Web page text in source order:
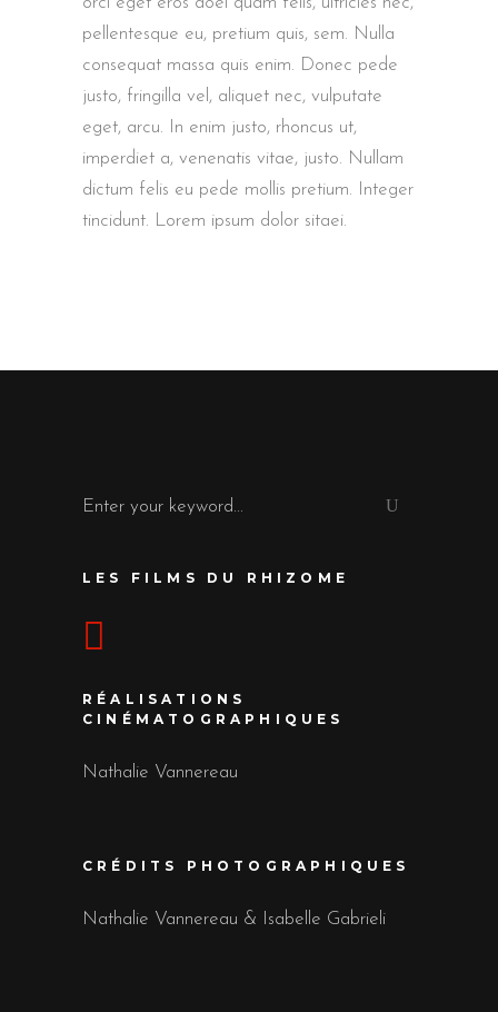
pellentesque eu, pretium quis, sem. Nulla
consequat massa quis enim. Donec pede
justo, fringilla vel, aliquet nec, vulputate
eget, arcu. In enim justo, rhoncus ut,
imperdiet a, venenatis vitae, justo. Nullam
dictum felis eu pede mollis pretium. Integer
tincidunt. Lorem ipsum dolor sitaei.
for:
LES FILMS DU RHIZOME
RÉALISATIONS
CINÉMATOGRAPHIQUES
Nathalie Vannereau
CRÉDITS PHOTOGRAPHIQUES
Nathalie Vannereau & Isabelle Gabrieli